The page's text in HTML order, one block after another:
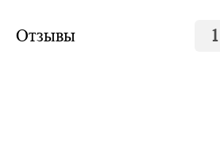
Отзывы 1